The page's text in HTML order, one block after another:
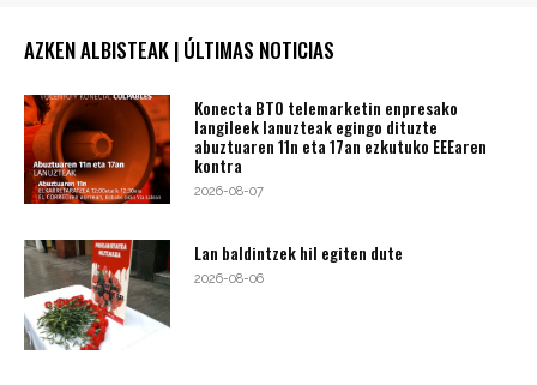
AZKEN ALBISTEAK | ÚLTIMAS NOTICIAS
Konecta BTO telemarketin enpresako
langileek lanuzteak egingo dituzte
abuztuaren 11n eta 17an ezkutuko EEEaren
kontra
2026-08-07
Lan baldintzek hil egiten dute
2026-08-06